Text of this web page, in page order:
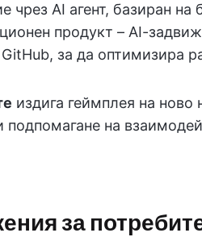
AI агент, базиран на
продукт – AI-
за да оптимизира
издига геймплея на ново
подпомагане на
за